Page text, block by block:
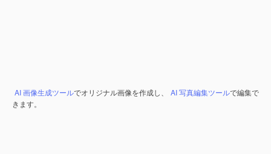
AI 画像生成ツールでオリジナル画像を作成し、 AI 写真編集ツールで編集で
きます。